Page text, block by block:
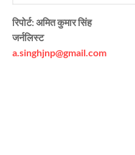
रिपोर्ट: अमित कुमार सिंह
जर्नलिस्ट
a.singhjnp@gmail.com